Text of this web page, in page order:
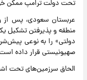
تحت دولت ترامپ ممکن
عربستان سعودی، پس از
دولتی» را به نوعی
صهیونیستی قرار داده
الحاق سرزمین‌های تحت